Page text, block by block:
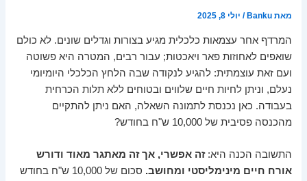
מאתBanku
/ יולי 8, 2025
המרדף אחר עצמאות כלכלית מגיע בצורות וגדלים שונים. לא כולם
שואפים לאחוזות פאר ויאכטות; עבור רבים, המטרה היא פשוטה
ועם זאת עוצמתית: להגיע לנקודה שבה הלחץ הכלכלי היומיומי
נעלם, וניתן לחיות חיים שלווים ובטוחים ללא תלות הכרחית
בעבודה. כאן נכנסת לתמונה השאלה, האם ניתן להתקיים
מהכנסה פסיבית של 10,000 ש"ח בחודש?
התשובה הכנה היא:זה אפשרי, אך זה מאתגר מאוד ודורש
אורח חיים מינימליסטי ומחושב.
סכום של 10,000 ש"ח בחודש